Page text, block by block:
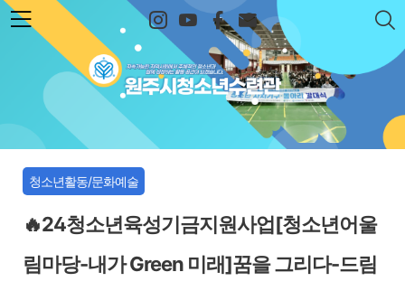
본문 바로가기
원주시청소년수련관
청소년활동/문화예술
🔥24청소년육성기금지원사업[청소년어울
림마당-내가 Green 미래]꿈을 그리다-드림